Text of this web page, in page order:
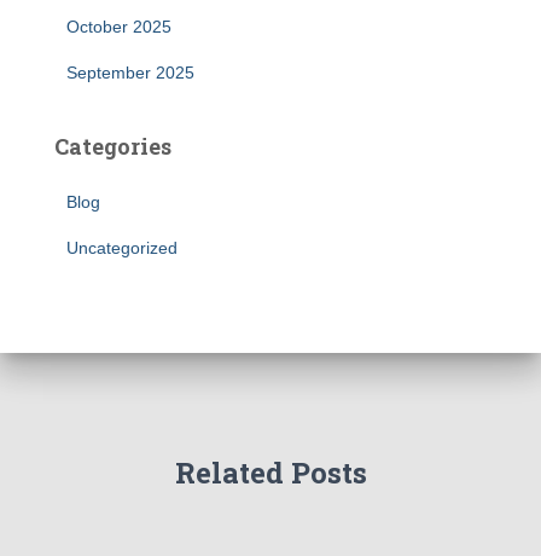
October 2025
September 2025
Categories
Blog
Uncategorized
Related Posts